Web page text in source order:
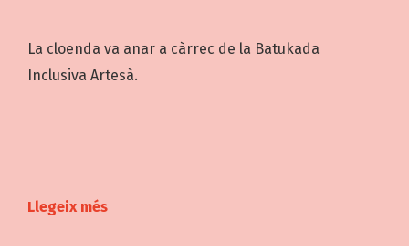
La cloenda va anar a càrrec de la Batukada
Inclusiva Artesà.
Llegeix més